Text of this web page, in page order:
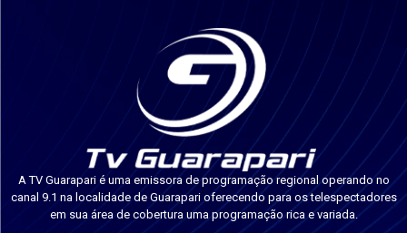
A TV Guarapari é uma emissora de programação regional operando no
canal 9.1 na localidade de Guarapari oferecendo para os telespectadores
em sua área de cobertura uma programação rica e variada.